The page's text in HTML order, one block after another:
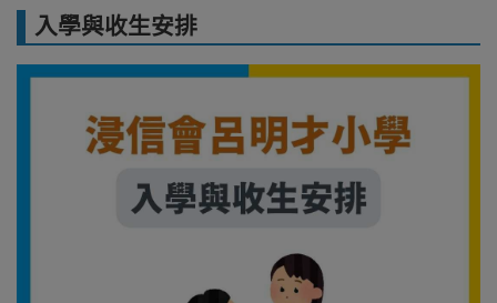
入學與收生安排